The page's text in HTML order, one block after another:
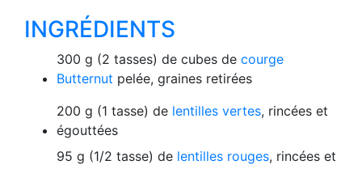
INGRÉDIENTS
300 g (2 tasses) de cubes de courge
Butternut pelée, graines retirées
200 g (1 tasse) de lentilles vertes, rincées et
égouttées
95 g (1/2 tasse) de lentilles rouges, rincées et